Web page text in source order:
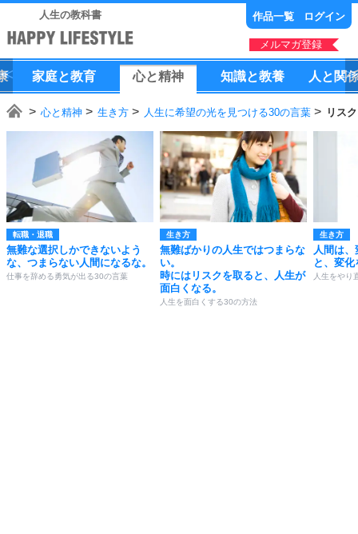
人生の教科書 作品一覧 ログイン
メルマガ登録
家庭と教育 心と精神 知識と教養 人 と 関
心と精神 生き方 人生に希望の光を見つける30の言葉 リス
転職・退職
無難な選択しかできないよう
な、つまらない人間になるな。
仕事を辞める勇気が出る30の言葉
生き方
無難ばかりの人生ではつまらな
い。
時にはリスクを取ると、人生が
面白くなる。
人生を面白くする30の方法
生き方
人間は
と、変
人生をやり